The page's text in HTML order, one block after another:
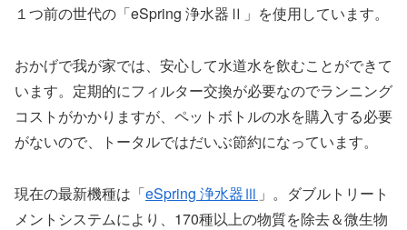
１つ前の世代の「eSpring 浄水器Ⅱ」を使用しています。
おかげで我が家では、安心して水道水を飲むことができて
います。定期的にフィルター交換が必要なのでランニング
コストがかかりますが、ペットボトルの水を購入する必要
がないので、トータルではだいぶ節約になっています。
現在の最新機種は「eSpring 浄水器Ⅲ 」。ダブルトリート
メントシステムにより、170種以上の物質を除去＆微生物